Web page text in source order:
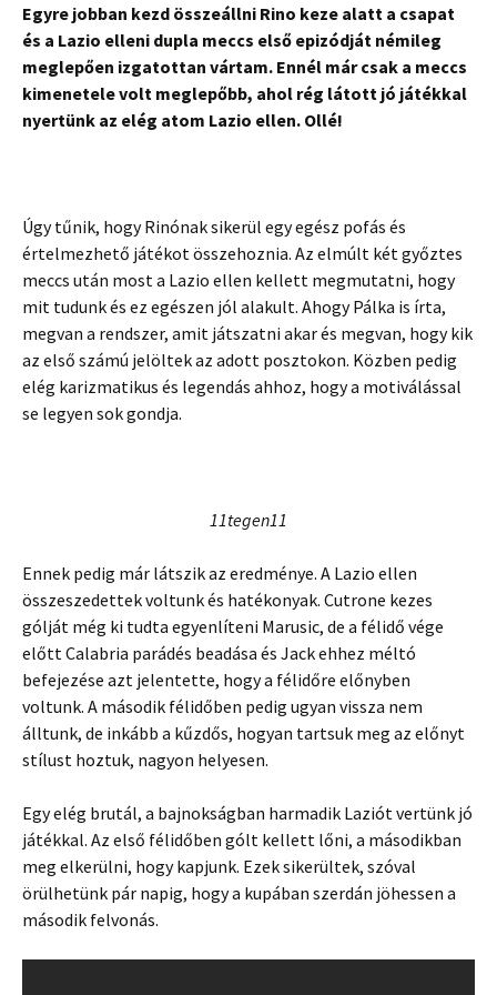
Egyre jobban kezd összeállni Rino keze alatt a csapat
és a Lazio elleni dupla meccs első epizódját némileg
meglepően izgatottan vártam. Ennél már csak a meccs
kimenetele volt meglepőbb, ahol rég látott jó játékkal
nyertünk az elég atom Lazio ellen. Ollé!
Úgy tűnik, hogy Rinónak sikerül egy egész pofás és
értelmezhető játékot összehoznia. Az elmúlt két győztes
meccs után most a Lazio ellen kellett megmutatni, hogy
mit tudunk és ez egészen jól alakult. Ahogy Pálka is írta,
megvan a rendszer, amit játszatni akar és megvan, hogy kik
az első számú jelöltek az adott posztokon. Közben pedig
elég karizmatikus és legendás ahhoz, hogy a motiválással
se legyen sok gondja.
11tegen11
Ennek pedig már látszik az eredménye. A Lazio ellen
összeszedettek voltunk és hatékonyak. Cutrone kezes
gólját még ki tudta egyenlíteni Marusic, de a félidő vége
előtt Calabria parádés beadása és Jack ehhez méltó
befejezése azt jelentette, hogy a félidőre előnyben
voltunk. A második félidőben pedig ugyan vissza nem
álltunk, de inkább a kűzdős, hogyan tartsuk meg az előnyt
stílust hoztuk, nagyon helyesen.
Egy elég brutál, a bajnokságban harmadik Laziót vertünk jó
játékkal. Az első félidőben gólt kellett lőni, a másodikban
meg elkerülni, hogy kapjunk. Ezek sikerültek, szóval
örülhetünk pár napig, hogy a kupában szerdán jöhessen a
második felvonás.